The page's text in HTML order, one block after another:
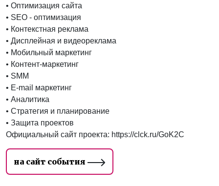
• Оптимизация сайта
• SEO - оптимизация
• Контекстная реклама
• Дисплейная и видеореклама
• Мобильный маркетинг
• Контент-маркетинг
• SMM
• E-mail маркетинг
• Аналитика
• Стратегия и планирование
• Защита проектов
Официальный сайт проекта: https://clck.ru/GoK2C
на сайт события